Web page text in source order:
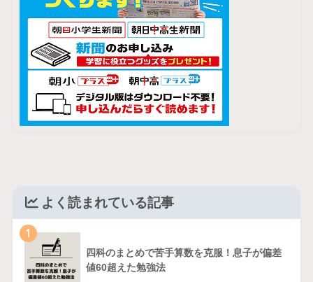
よく読まれている記事
1
四科のまとめで苦手算数を克服！息子が偏差
値60超えた勉強法